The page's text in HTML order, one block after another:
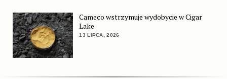
Cameco wstrzymuje wydobycie w Cigar
Lake
13 LIPCA, 2026